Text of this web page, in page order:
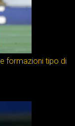
formazioni tipo di